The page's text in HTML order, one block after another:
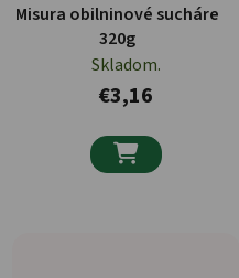
Misura obilninové sucháre
320g
Skladom.
€3,16
